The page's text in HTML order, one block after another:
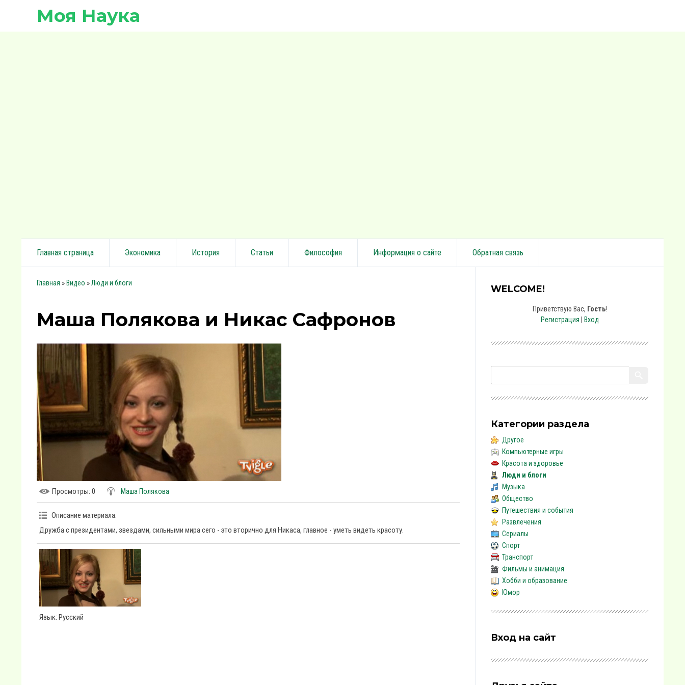
Моя Наука
Главная страница Экономика История Статьи Философия Информация о сайте Обратная связь
Главная » Видео »Люди и блоги
Маша Полякова и Никас Сафронов
Просмотры: 0 Маша Полякова
Описание материала:
Дружба с президентами, звездами, сильными мира сего - это вторично для Никаса, главное - уметь видеть красоту.
Язык: Русский
WELCOME!
Приветствую Вас, Гость!
Регистрация
Вход
Категории раздела
Другое
Компьютерные игры
Красота и здоровье
Люди и блоги
Музыка
Общество
Путешествия и события
Развлечения
Сериалы
Спорт
Транспорт
Фильмы и анимация
Хобби и образование
Юмор
Вход на сайт